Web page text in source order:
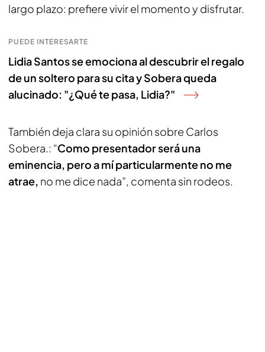
largo plazo: prefiere vivir el momento y disfrutar.
PUEDE INTERESARTE
Lidia Santos se emociona al descubrir el regalo
de un soltero para su cita y Sobera queda
alucinado: "¿Qué te pasa, Lidia?"
También deja clara su opinión sobre Carlos
Sobera.: “Como presentador será una
eminencia, pero a mí particularmente no me
atrae, no me dice nada”, comenta sin rodeos.